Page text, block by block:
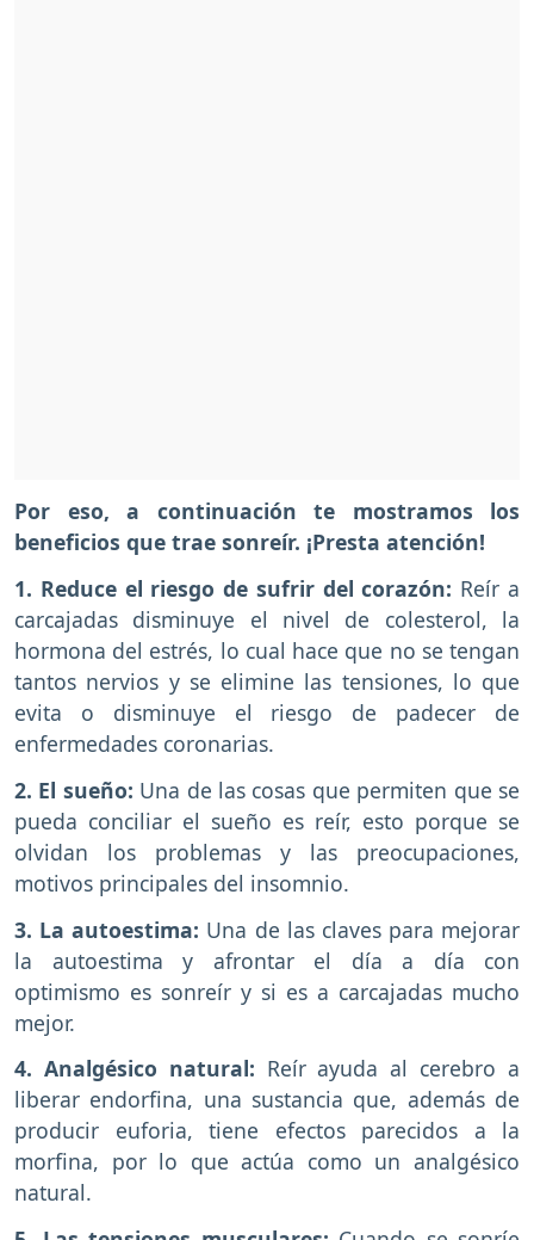
Por eso, a continuación te mostramos los
beneficios que trae sonreír. ¡Presta atención!
1. Reduce el riesgo de sufrir del corazón: Reír a
carcajadas disminuye el nivel de colesterol, la
hormona del estrés, lo cual hace que no se tengan
tantos nervios y se elimine las tensiones, lo que
evita o disminuye el riesgo de padecer de
enfermedades coronarias.
2. El sueño: Una de las cosas que permiten que se
pueda conciliar el sueño es reír, esto porque se
olvidan los problemas y las preocupaciones,
motivos principales del insomnio.
3. La autoestima: Una de las claves para mejorar
la autoestima y afrontar el día a día con
optimismo es sonreír y si es a carcajadas mucho
mejor.
4. Analgésico natural: Reír ayuda al cerebro a
liberar endorfina, una sustancia que, además de
producir euforia, tiene efectos parecidos a la
morfina, por lo que actúa como un analgésico
natural.